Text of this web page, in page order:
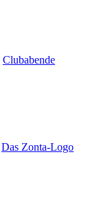
Clubabende
Das Zonta-Logo